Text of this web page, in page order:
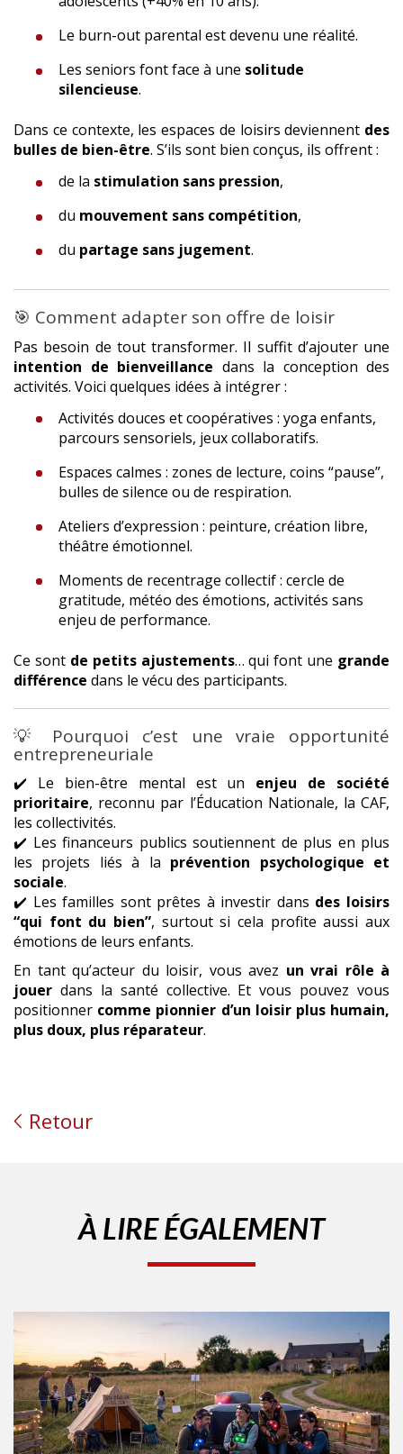
Le burn-out parental est devenu une réalité.
Les seniors font face à une solitude
silencieuse.
Dans ce contexte, les espaces de loisirs deviennent des
bulles de bien-être. S’ils sont bien conçus, ils offrent :
de la stimulation sans pression,
du mouvement sans compétition,
du partage sans jugement.
🎯 Comment adapter son offre de loisir
Pas besoin de tout transformer. Il suffit d’ajouter une
intention de bienveillance dans la conception des
activités. Voici quelques idées à intégrer :
Activités douces et coopératives : yoga enfants,
parcours sensoriels, jeux collaboratifs.
Espaces calmes : zones de lecture, coins “pause”,
bulles de silence ou de respiration.
Ateliers d’expression : peinture, création libre,
théâtre émotionnel.
Moments de recentrage collectif : cercle de
gratitude, météo des émotions, activités sans
enjeu de performance.
Ce sont de petits ajustements… qui font une grande
différence dans le vécu des participants.
💡 Pourquoi c’est une vraie opportunité
entrepreneuriale
✔️ Le bien-être mental est un enjeu de société
prioritaire, reconnu par l’Éducation Nationale, la CAF,
les collectivités.
✔️ Les financeurs publics soutiennent de plus en plus
les projets liés à la prévention psychologique et
sociale.
✔️ Les familles sont prêtes à investir dans des loisirs
“qui font du bien”, surtout si cela profite aussi aux
émotions de leurs enfants.
En tant qu’acteur du loisir, vous avez un vrai rôle à
jouer dans la santé collective. Et vous pouvez vous
positionner comme pionnier d’un loisir plus humain,
plus doux, plus réparateur.
Retour
À LIRE ÉGALEMENT